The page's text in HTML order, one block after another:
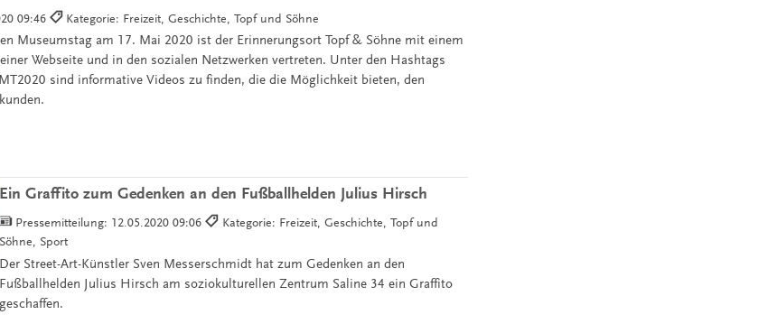
09:46 Kategorie: Freizeit, Geschichte, Topf und Söhne
Museumstag am 17. Mai 2020 ist der Erinnerungsort Topf & Söhne mit einem
Webseite und in den sozialen Netzwerken vertreten. Unter den Hashtags
sind informative Videos zu finden, die die Möglichkeit bieten, den
Ein Graffito zum Gedenken an den Fußballhelden Julius Hirsch
Pressemitteilung: 12.05.2020 09:06
Kategorie: Freizeit, Geschichte, Topf und
Söhne, Sport
Der Street-Art-Künstler Sven Messerschmidt hat zum Gedenken an den
Fußballhelden Julius Hirsch am soziokulturellen Zentrum Saline 34 ein Graffito
geschaffen.